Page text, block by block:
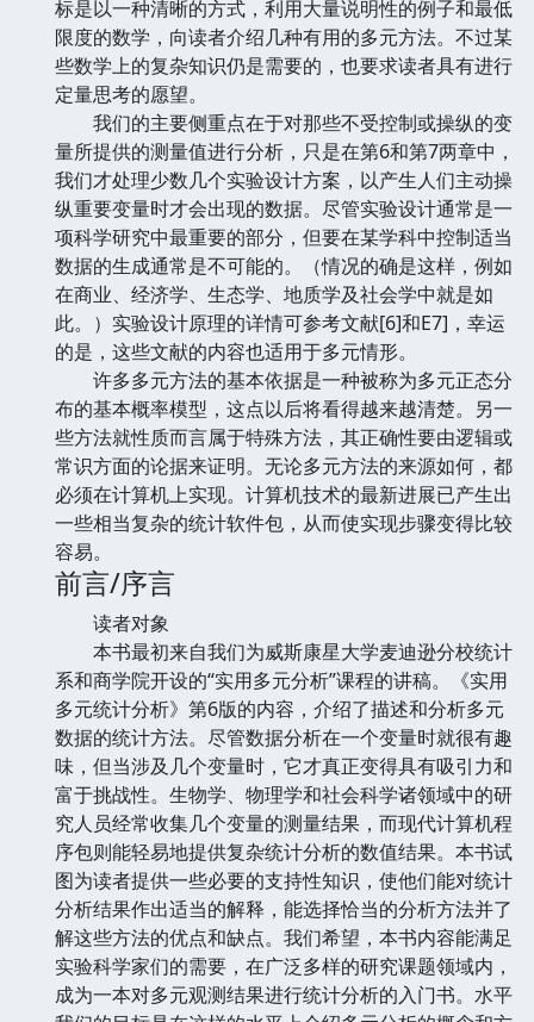
标是以一种清晰的方式，利用大量说明性的例子和最低
限度的数学，向读者介绍几种有用的多元方法。不过某
些数学上的复杂知识仍是需要的，也要求读者具有进行
定量思考的愿望。
我们的主要侧重点在于对那些不受控制或操纵的变
量所提供的测量值进行分析，只是在第6和第7两章中，
我们才处理少数几个实验设计方案，以产生人们主动操
纵重要变量时才会出现的数据。尽管实验设计通常是一
项科学研究中最重要的部分，但要在某学科中控制适当
数据的生成通常是不可能的。（情况的确是这样，例如
在商业、经济学、生态学、地质学及社会学中就是如
此。）实验设计原理的详情可参考文献[6]和E7]，幸运
的是，这些文献的内容也适用于多元情形。
许多多元方法的基本依据是一种被称为多元正态分
布的基本概率模型，这点以后将看得越来越清楚。另一
些方法就性质而言属于特殊方法，其正确性要由逻辑或
常识方面的论据来证明。无论多元方法的来源如何，都
必须在计算机上实现。计算机技术的最新进展已产生出
一些相当复杂的统计软件包，从而使实现步骤变得比较
容易。
前言/序言
读者对象
本书最初来自我们为威斯康星大学麦迪逊分校统计
系和商学院开设的“实用多元分析”课程的讲稿。《实用
多元统计分析》第6版的内容，介绍了描述和分析多元
数据的统计方法。尽管数据分析在一个变量时就很有趣
味，但当涉及几个变量时，它才真正变得具有吸引力和
富于挑战性。生物学、物理学和社会科学诸领域中的研
究人员经常收集几个变量的测量结果，而现代计算机程
序包则能轻易地提供复杂统计分析的数值结果。本书试
图为读者提供一些必要的支持性知识，使他们能对统计
分析结果作出适当的解释，能选择恰当的分析方法并了
解这些方法的优点和缺点。我们希望，本书内容能满足
实验科学家们的需要，在广泛多样的研究课题领域内，
成为一本对多元观测结果进行统计分析的入门书。水平